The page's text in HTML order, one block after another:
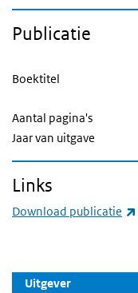
Uitgever
Publicatie
Boektitel
Aantal pagina's
Jaar van uitgave
Links
Download publicatie